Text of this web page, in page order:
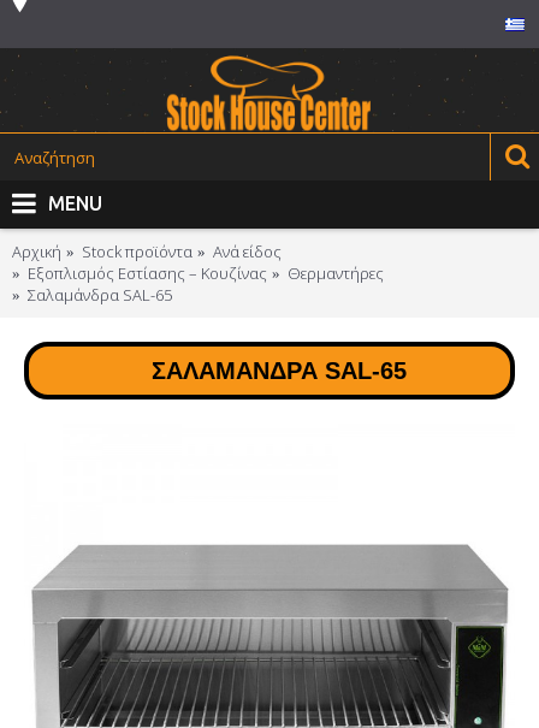
MENU
Αρχική Stock προϊόντα
Ανά είδος
Εξοπλισμός Εστίασης – Κουζίνας
Θερμαντήρες
Σαλαμάνδρα SAL-65
ΣΑΛΑΜΆΝΔΡΑ SAL-65